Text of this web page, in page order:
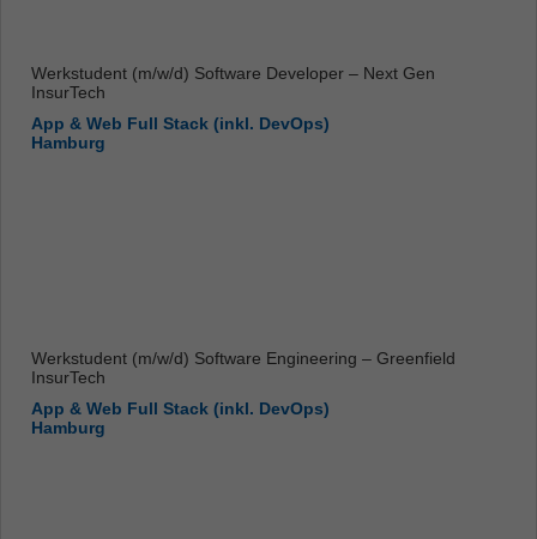
Werkstudent (m/w/d) Software Developer – Next Gen
InsurTech
App & Web Full Stack (inkl. DevOps)
Hamburg
Werkstudent (m/w/d) Software Engineering – Greenfield
InsurTech
App & Web Full Stack (inkl. DevOps)
Hamburg